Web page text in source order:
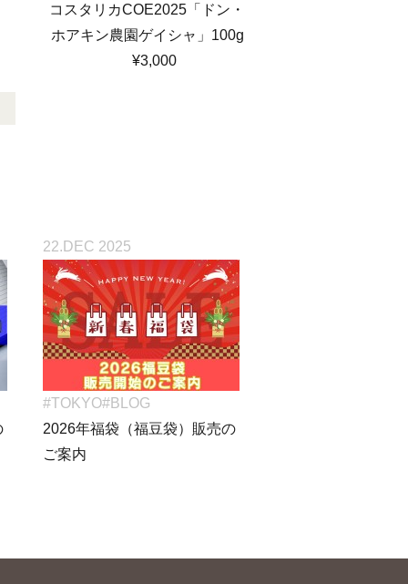
コスタリカCOE2025「ドン・
ホアキン農園ゲイシャ」100g
¥3,000
22.DEC 2025
#TOKYO#BLOG
2026年福袋（福豆袋）販売の
ご案内